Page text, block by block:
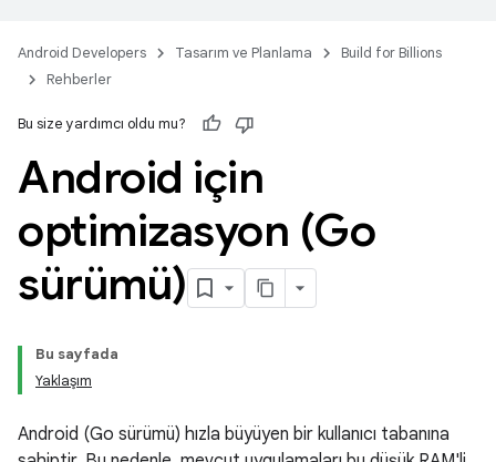
Android Developers Tasarım ve Planlama
Build for Billions
Rehberler
Bu size yardımcı oldu mu?
Android için
optimizasyon (Go
sürümü)
Bu sayfada
Yaklaşım
Android (Go sürümü) hızla büyüyen bir kullanıcı tabanına